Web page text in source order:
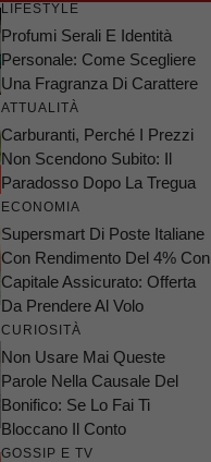
LIFESTYLE
Profumi Serali E Identità
Personale: Come Scegliere
Una Fragranza Di Carattere
ATTUALITÀ
Carburanti, Perché I Prezzi
Non Scendono Subito: Il
Paradosso Dopo La Tregua
ECONOMIA
Supersmart Di Poste Italiane
Con Rendimento Del 4% Con
Capitale Assicurato: Offerta
Da Prendere Al Volo
CURIOSITÀ
Non Usare Mai Queste
Parole Nella Causale Del
Bonifico: Se Lo Fai Ti
Bloccano Il Conto
GOSSIP E TV